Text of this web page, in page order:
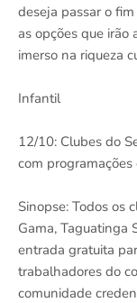
deseja passar o
as opções que
imerso na riqueza
Infantil
12/10: Clubes do
com programações
Sinopse: Todos os
Gama, Taguatinga
entrada gratuita
trabalhadores do
comunidade